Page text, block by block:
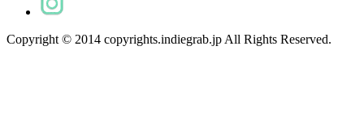
Copyright © 2014 copyrights.indiegrab.jp All Rights Reserved.